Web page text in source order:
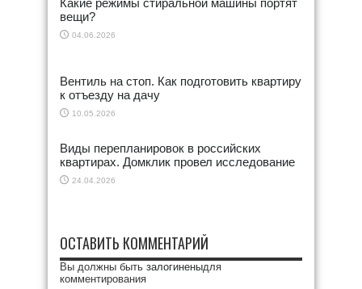
Какие режимы стиральной машины портят
вещи?
04.06.2026
Вентиль на стоп. Как подготовить квартиру
к отъезду на дачу
10.05.2026
Виды перепланировок в российских
квартирах. Домклик провел исследование
24.04.2026
ОСТАВИТЬ КОММЕНТАРИЙ
Вы должны быть залогиненыдля
комментирования